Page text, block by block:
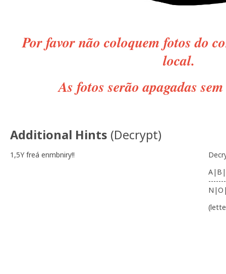
Por favor não coloquem fotos do
local.
As fotos serão apagadas
Additional Hints (Decrypt)
1,5Y freá enmbniry!!